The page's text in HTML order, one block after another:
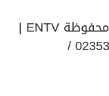
© حقوق النشر 2025، جميع الحقوق محفوظة ENTV |
الهاتف: 023531010 | فاكس: 023531093 /